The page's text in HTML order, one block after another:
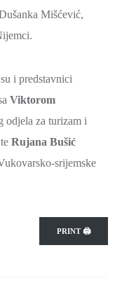
Mišćević,
i predstavnici
Viktorom
odjela za turizam i
Rujana Bušić
srijemske
PRINT 🖨